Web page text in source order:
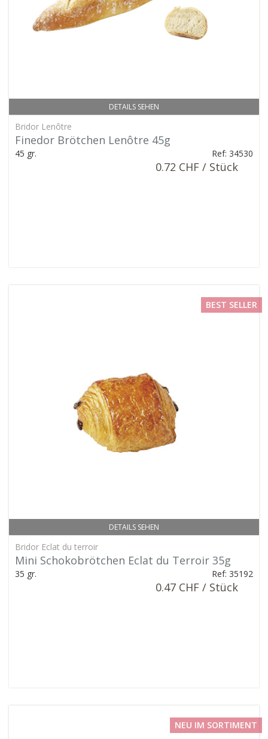
DETAILS SEHEN
Bridor Lenôtre
Finedor Brötchen Lenôtre 45g
45 gr. Ref: 34530
0.72 CHF / Stück
DETAILS SEHEN
BEST SELLER
Bridor Eclat du terroir
Mini Schokobrötchen Eclat du Terroir 35g
35 gr. Ref: 35192
0.47 CHF / Stück
NEU IM SORTIMENT